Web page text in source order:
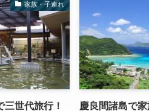
家族・子連れ
三世代旅行！
慶良間諸島で